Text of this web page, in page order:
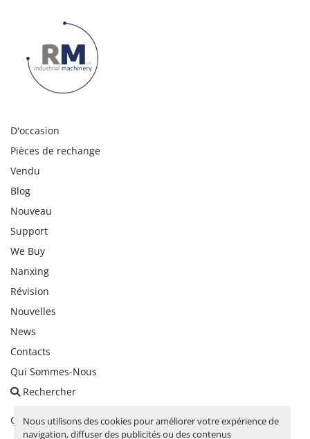
Nous utilisons des cookies pour améliorer votre expérience de
navigation, diffuser des publicités ou des contenus
D'occasion
Pièces de rechange
Vendu
Blog
Nouveau
Support
We Buy
Nanxing
Révision
Nouvelles
News
Contacts
Qui Sommes-Nous
Rechercher
Gérez les cookies